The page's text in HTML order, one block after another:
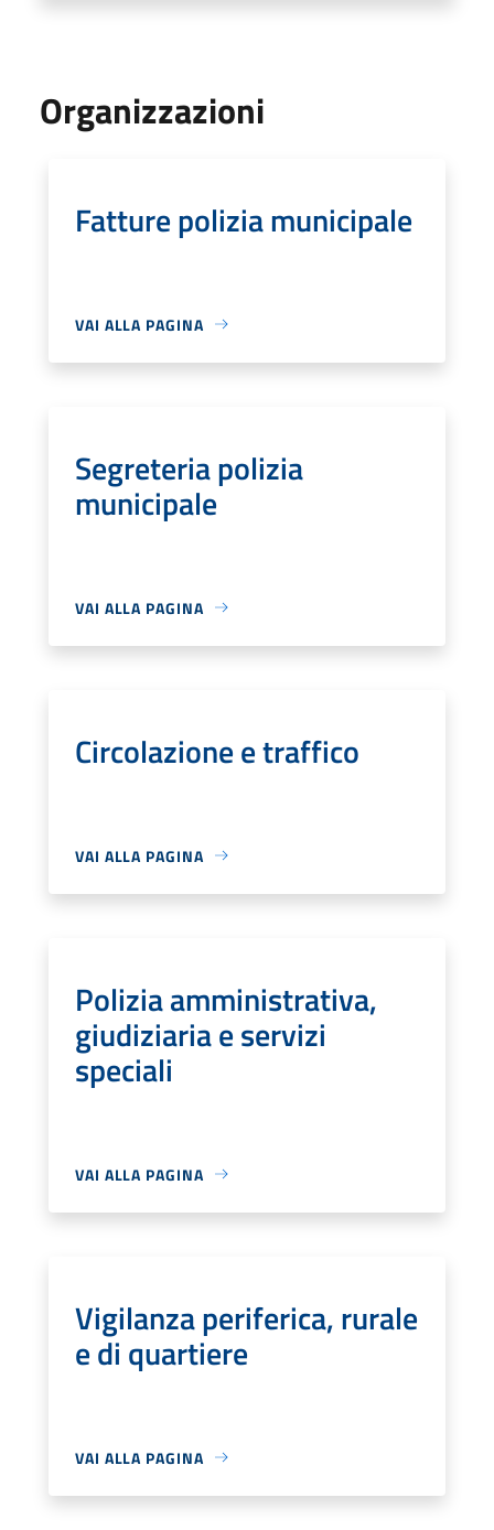
Organizzazioni
Fatture polizia municipale
VAI ALLA PAGINA
Segreteria polizia
municipale
VAI ALLA PAGINA
Circolazione e traffico
VAI ALLA PAGINA
Polizia amministrativa,
giudiziaria e servizi
speciali
VAI ALLA PAGINA
Vigilanza periferica, rurale
e di quartiere
VAI ALLA PAGINA